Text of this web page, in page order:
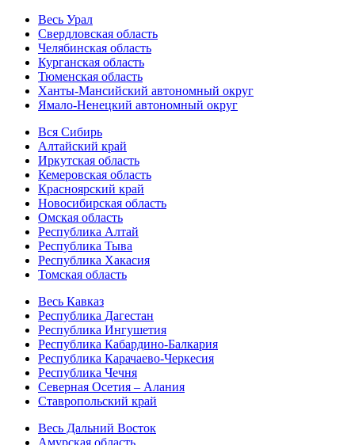
Весь Урал
Свердловская область
Челябинская область
Курганская область
Тюменская область
Ханты-Мансийский автономный округ
Ямало-Ненецкий автономный округ
Вся Сибирь
Алтайский край
Иркутская область
Кемеровская область
Красноярский край
Новосибирская область
Омская область
Республика Алтай
Республика Тыва
Республика Хакасия
Томская область
Весь Кавказ
Республика Дагестан
Республика Ингушетия
Республика Кабардино-Балкария
Республика Карачаево-Черкесия
Республика Чечня
Северная Осетия – Алания
Ставропольский край
Весь Дальний Восток
Амурская область